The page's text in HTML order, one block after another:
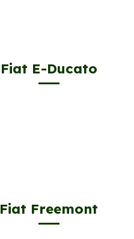
Fiat E-Ducato
Fiat Freemont